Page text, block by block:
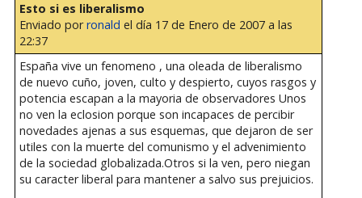
Esto si es liberalismo
Enviado porronald el día 17 de Enero de 2007 a las
22:37
España vive un fenomeno , una oleada de liberalismo
de nuevo cuño, joven, culto y despierto, cuyos rasgos y
potencia escapan a la mayoria de observadores Unos
no ven la eclosion porque son incapaces de percibir
novedades ajenas a sus esquemas, que dejaron de ser
utiles con la muerte del comunismo y el advenimiento
de la sociedad globalizada.Otros si la ven, pero niegan
su caracter liberal para mantener a salvo sus prejuicios.